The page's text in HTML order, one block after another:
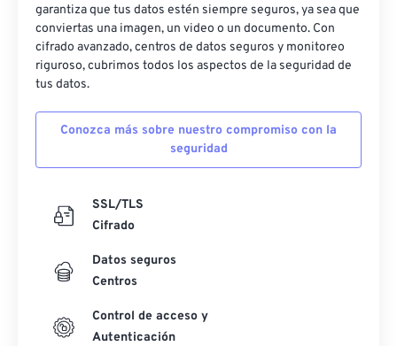
garantiza que tus datos estén siempre seguros, ya sea que
conviertas una imagen, un video o un documento. Con
cifrado avanzado, centros de datos seguros y monitoreo
riguroso, cubrimos todos los aspectos de la seguridad de
tus datos.
Conozca más sobre nuestro compromiso con la
seguridad
SSL/TLS
Cifrado
Datos seguros
Centros
Control de acceso y
Autenticación